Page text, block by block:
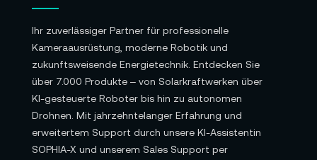
Ihr zuverlässiger Partner für professionelle
Kameraausrüstung, moderne Robotik und
zukunftsweisende Energietechnik. Entdecken Sie
über 7.000 Produkte – von Solarkraftwerken über
KI-gesteuerte Roboter bis hin zu autonomen
Drohnen. Mit jahrzehntelanger Erfahrung und
erweitertem Support durch unsere KI-Assistentin
SOPHIA-X und unserem Sales Support per